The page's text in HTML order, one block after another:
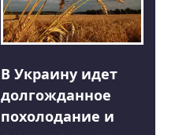
В Украину идет
долгожданное
похолодание и